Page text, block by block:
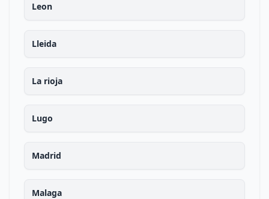
Leon
Lleida
La rioja
Lugo
Madrid
Malaga